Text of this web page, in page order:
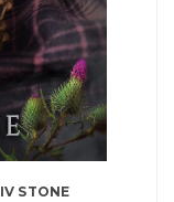
STONE